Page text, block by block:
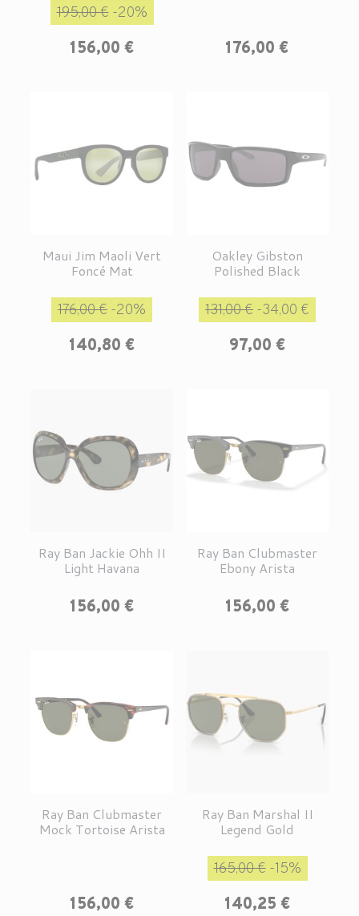
Prix de base
195,00 €-20%
156,00 €
Prix
176,00 €
Maui Jim Maoli Vert
Foncé Mat
Prix de base
176,00 € -20%
140,80 €
Oakley Gibston
Polished Black
Prix de base
131,00 € -34,00 €
97,00 €
Ray Ban Jackie Ohh II
Light Havana
Prix
156,00 €
Ray Ban Clubmaster
Ebony Arista
Prix
156,00 €
Ray Ban Clubmaster
Mock Tortoise Arista
Prix
156,00 €
Ray Ban Marshal II
Legend Gold
Prix de base
165,00 €-15%
140,25 €